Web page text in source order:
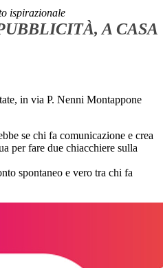
ispirazionale
A CASA
in via P. Nenni Montappone
se chi fa comunicazione e crea
per fare due chiacchiere sulla
spontaneo e vero tra chi fa